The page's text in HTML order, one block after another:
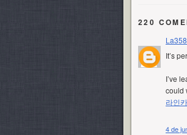
220
It’s
I’ve
could
라인
4 de